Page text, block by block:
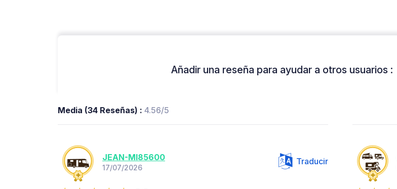
Añadir una reseña para ayudar a otros usuarios :
Media (34 Reseñas) : 4.56/5
JEAN-MI85600
17/07/2026
Traducir